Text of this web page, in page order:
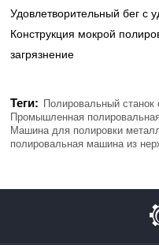
Удовлетворительный бег с
Конструкция мокрой
загрязнение
Теги: Полировальный
Промышленная
Машина для полировки
полировальная машина из